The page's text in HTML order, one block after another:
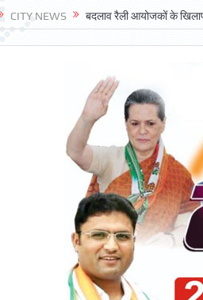
NEWS
CITY NEWS बदलाव रैली आयोजकों के